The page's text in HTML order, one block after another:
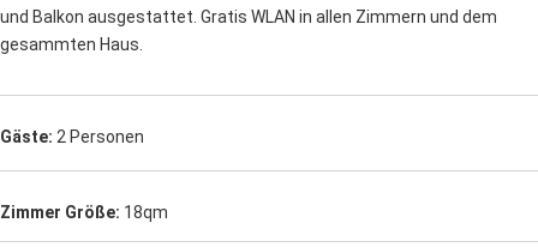
und Balkon ausgestattet. Gratis WLAN in allen Zimmern und dem
gesammten Haus.
Gäste: 2 Personen
Zimmer Größe: 18qm